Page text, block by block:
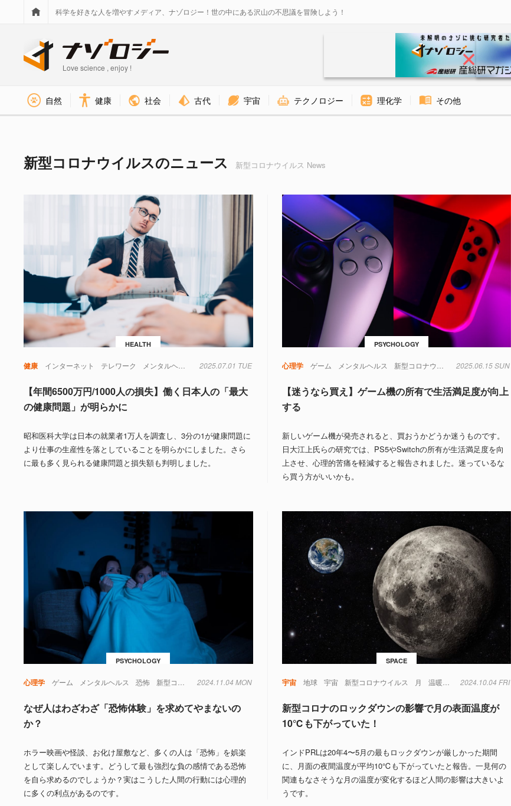
科学を好きな人を増やすメディア、ナゾロジー！世の中にある沢山の不思議を冒険しよう！
Love science , enjoy !
自然 健康 社会 古代 宇宙 テクノロジー 理化学 その他
新型コロナウイルスのニュース 新型コロナウイルス News
HEALTH
健康 インターネット テレワーク メンタルヘルス 新型コロナウイルス 日本 生活 社会 経済
2025.07.01 TUE
【年間6500万円/1000人の損失】働く日本人の「最大
の健康問題」が明らかに
昭和医科大学は日本の就業者1万人を調査し、3分の1が健康問題に
より仕事の生産性を落としていることを明らかにしました。さら
に最も多く見られる健康問題と損失額も判明しました。
PSYCHOLOGY
心理学 ゲーム メンタルヘルス 新型コロナウイルス 生活
2025.06.15 SUN
【迷うなら買え】ゲーム機の所有で生活満足度が向上
する
新しいゲーム機が発売されると、買おうかどうか迷うものです。
日大江上氏らの研究では、PS5やSwitchの所有が生活満足度を向
上させ、心理的苦痛を軽減すると報告されました。迷っているな
ら買う方がいいかも。
PSYCHOLOGY
心理学 ゲーム メンタルヘルス 恐怖 新型コロナウイルス 2024.11.04 MON
なぜ人はわざわざ「恐怖体験」を求めてやまないの
か？
ホラー映画や怪談、お化け屋敷など、多くの人は「恐怖」を娯楽
として楽しんでいます。どうして最も強烈な負の感情である恐怖
を自ら求めるのでしょうか？実はこうした人間の行動には心理的
に多くの利点があるのです。
SPACE
宇宙 地球 宇宙 新型コロナウイルス 月 温暖化 環境問題
2024.10.04 FRI
新型コロナのロックダウンの影響で月の表面温度が
10℃も下がっていた！
インドPRLは20年4〜5月の最もロックダウンが厳しかった期間
に、月面の夜間温度が平均10℃も下がっていたと報告。一見何の
関連もなさそうな月の温度が変化するほど人間の影響は大きいよ
うです。